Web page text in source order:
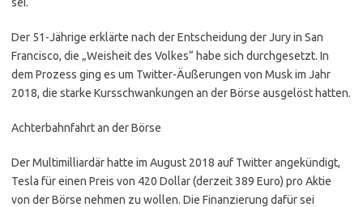
Der 51-Jährige erklärte nach der Entscheidung der Jury in San
Francisco, die „Weisheit des Volkes“ habe sich durchgesetzt. In
dem Prozess ging es um Twitter-Äußerungen von Musk im Jahr
2018, die starke Kursschwankungen an der Börse ausgelöst hatten.
Achterbahnfahrt an der Börse
Der Multimilliardär hatte im August 2018 auf Twitter angekündigt,
Tesla für einen Preis von 420 Dollar (derzeit 389 Euro) pro Aktie
von der Börse nehmen zu wollen. Die Finanzierung dafür sei